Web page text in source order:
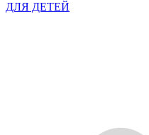
ДЛЯ ДЕТЕЙ